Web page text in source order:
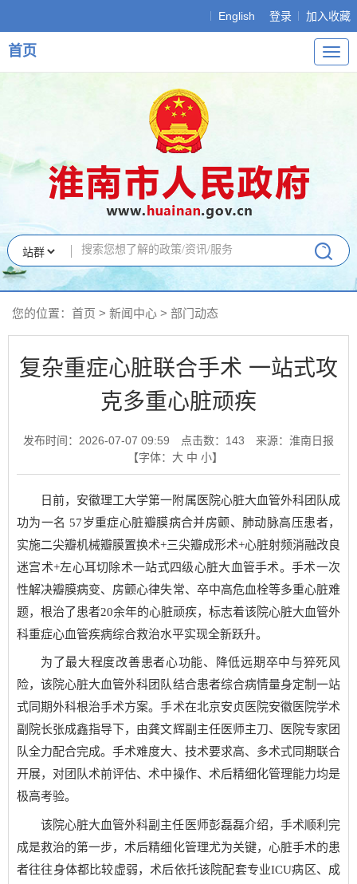
English 登录 加入收藏
导
航
首页
您的位置： 首页 > 新闻中心 > 部门动态
复杂重症心脏联合手术 一站式攻
克多重心脏顽疾
发布时间：2026-07-07 09:59 点击数： 143
来源：淮南日报
【字体： 大 中 小】
日前，安徽理工大学第一附属医院心脏大血管外科团队成
功为一名 57岁重症心脏瓣膜病合并房颤、肺动脉高压患者，
实施二尖瓣机械瓣膜置换术+三尖瓣成形术+心脏射频消融改良
迷宫术+左心耳切除术一站式四级心脏大血管手术。手术一次
性解决瓣膜病变、房颤心律失常、卒中高危血栓等多重心脏难
题，根治了患者20余年的心脏顽疾，标志着该院心脏大血管外
科重症心血管疾病综合救治水平实现全新跃升。
为了最大程度改善患者心功能、降低远期卒中与猝死风
险，该院心脏大血管外科团队结合患者综合病情量身定制一站
式同期外科根治手术方案。手术在北京安贞医院安徽医院学术
副院长张成鑫指导下，由龚文辉副主任医师主刀、医院专家团
队全力配合完成。手术难度大、技术要求高、多术式同期联合
开展，对团队术前评估、术中操作、术后精细化管理能力均是
极高考验。
该院心脏大血管外科副主任医师彭磊磊介绍，手术顺利完
成是救治的第一步，术后精细化管理尤为关键，心脏手术的患
者往往身体都比较虚弱，术后依托该院配套专业ICU病区、成